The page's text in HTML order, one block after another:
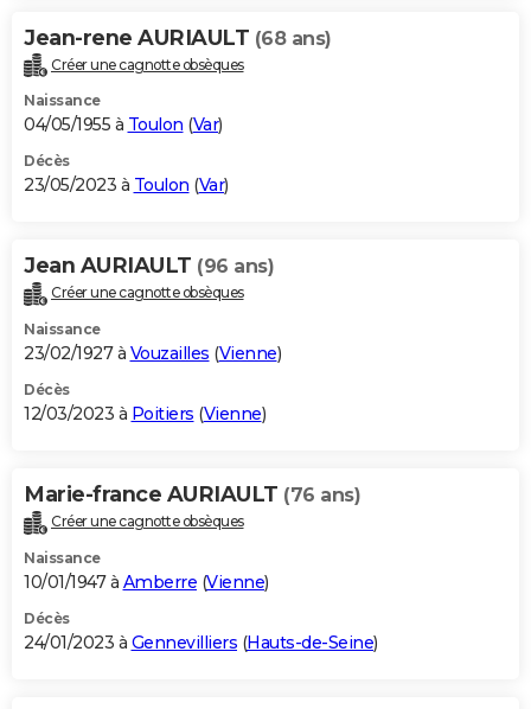
Jean-rene AURIAULT (68 ans)
Créer une cagnotte obsèques
Naissance
04/05/1955 à Toulon (Var)
Décès
23/05/2023 à Toulon (Var)
Jean AURIAULT (96 ans)
Créer une cagnotte obsèques
Naissance
23/02/1927 à Vouzailles (Vienne)
Décès
12/03/2023 à Poitiers (Vienne)
Marie-france AURIAULT (76 ans)
Créer une cagnotte obsèques
Naissance
10/01/1947 à Amberre (Vienne)
Décès
24/01/2023 à Gennevilliers (Hauts-de-Seine)